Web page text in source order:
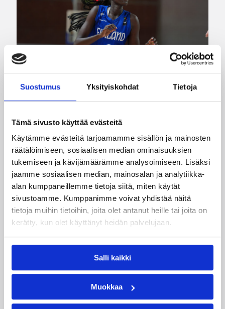
Suostumus Yksityiskohdat Tietoja
Tämä sivusto käyttää evästeitä
Käytämme evästeitä tarjoamamme sisällön ja mainosten
räätälöimiseen, sosiaalisen median ominaisuuksien
tukemiseen ja kävijämäärämme analysoimiseen. Lisäksi
jaamme sosiaalisen median, mainosalan ja analytiikka-
alan kumppaneillemme tietoja siitä, miten käytät
sivustoamme. Kumppanimme voivat yhdistää näitä
tietoja muihin tietoihin, joita olet antanut heille tai joita on
kerätty, kun olet käyttänyt heidän palvelujaan.
Salli kaikki
Muokkaa
Wingsille tappio Valkyriesia
vastaan – Kuier neljä pistettä
ja kaksi torjuntaa
WNBA:ssa Dallas Wings kärsi tappion, kun
Golden State Valkyries oli parempi
loppulukemin 94-76 (44-36). Awak Kuier tilastoi
vaihdoissa yhdeksässä ja puolessa minuutissa
neljä pistettä, yhden levypallon ja kaksi
torjuntaa.